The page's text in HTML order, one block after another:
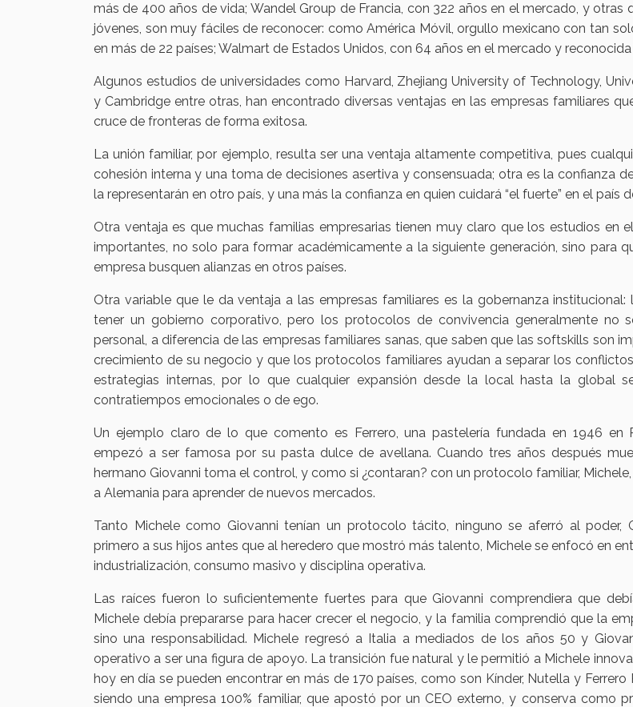
más de 400 años de vida; Wandel Group de Francia, con 322 años en el mercado, y otras
jóvenes, son muy fáciles de reconocer: como América Móvil, orgullo mexicano con tan
en más de 22 países; Walmart de Estados Unidos, con 64 años en el mercado y
Algunos estudios de universidades como Harvard, Zhejiang University of Technology,
y Cambridge entre otras, han encontrado diversas ventajas en las empresas familiares
cruce de fronteras de forma exitosa.
La unión familiar, por ejemplo, resulta ser una ventaja altamente competitiva, pues
cohesión interna y una toma de decisiones asertiva y consensuada; otra es la confianza
la representarán en otro país, y una más la confianza en quien cuidará “el fuerte” en el país
Otra ventaja es que muchas familias empresarias tienen muy claro que los estudios en
importantes, no solo para formar académicamente a la siguiente generación, sino para
empresa busquen alianzas en otros países.
Otra variable que le da ventaja a las empresas familiares es la gobernanza institucional:
tener un gobierno corporativo, pero los protocolos de convivencia generalmente no
personal, a diferencia de las empresas familiares sanas, que saben que las softskills son
crecimiento de su negocio y que los protocolos familiares ayudan a separar los
estrategias internas, por lo que cualquier expansión desde la local hasta la global
contratiempos emocionales o de ego.
Un ejemplo claro de lo que comento es Ferrero, una pastelería fundada en 1946 en
empezó a ser famosa por su pasta dulce de avellana. Cuando tres años después
hermano Giovanni toma el control, y como si ¿contaran? con un protocolo familiar,
a Alemania para aprender de nuevos mercados.
Tanto Michele como Giovanni tenían un protocolo tácito, ninguno se aferró al poder,
primero a sus hijos antes que al heredero que mostró más talento, Michele se enfocó en
industrialización, consumo masivo y disciplina operativa.
Las raíces fueron lo suficientemente fuertes para que Giovanni comprendiera que
Michele debía prepararse para hacer crecer el negocio, y la familia comprendió que la
sino una responsabilidad. Michele regresó a Italia a mediados de los años 50 y
operativo a ser una figura de apoyo. La transición fue natural y le permitió a Michele
hoy en día se pueden encontrar en más de 170 países, como son Kínder, Nutella y Ferrero
siendo una empresa 100% familiar, que apostó por un CEO externo, y conserva como